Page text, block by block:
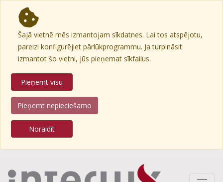
Šajā vietnē mēs izmantojam sīkdatnes. Lai tos atspējotu,
pareizi konfigurējiet pārlūkprogrammu. Ja turpināsit
izmantot šo vietni, jūs pieņemat sīkfailus.
Pieņemt visu
Pieņemt nepieciešamo
Noraidīt